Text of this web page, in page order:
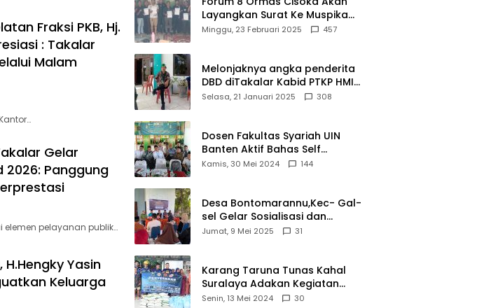
Fraksi PKB, Hj.
: Takalar
Malam
Gelar
2026: Panggung
elemen pelayanan publik…
Yasin
Keluarga
Layangkan Surat Ke Muspika
Atas Adanya Kantor Matel di
Minggu, 23 Februari 2025 457
Melonjaknya angka penderita
DBD diTakalar Kabid PTKP HMI
Cab.Takalar angkat bicara
Selasa, 21 Januari 2025 308
Dosen Fakultas Syariah UIN
Banten Aktif Bahas Self
Declare Halal dalam Forum
Kamis, 30 Mei 2024 144
Desa Bontomarannu,Kec- Gal-
sel Gelar Sosialisasi dan
Bimtek Pemutakhiran Data ID
Jumat, 9 Mei 2025 31
Karang Taruna Tunas Kahal
Suralaya Adakan Kegiatan
Bansos Terhadap Kaum
Senin, 13 Mei 2024 30